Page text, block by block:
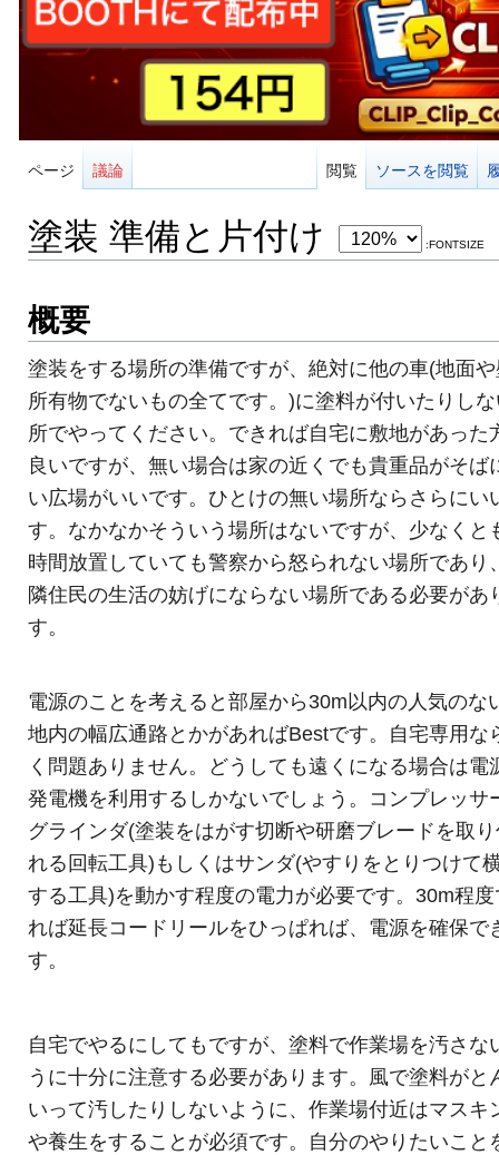
ページ 議論 閲覧 ソースを閲覧
塗装 準備と片付け :FONTSIZE
概要
塗装をする場所の準備ですが、絶対に他の車(地面
所有物でないもの全てです。)に塗料が付いたりし
所でやってください。できれば自宅に敷地があった
良いですが、無い場合は家の近くでも貴重品がそば
い広場がいいです。ひとけの無い場所ならさらにい
す。なかなかそういう場所はないですが、少なくと
時間放置していても警察から怒られない場所であり
隣住民の生活の妨げにならない場所である必要があ
す。
電源のことを考えると部屋から30m以内の人気のな
地内の幅広通路とかがあればBestです。自宅専用な
く問題ありません。どうしても遠くになる場合は電
発電機を利用するしかないでしょう。コンプレッサ
グラインダ(塗装をはがす切断や研磨ブレードを取
れる回転工具)もしくはサンダ(やすりをとりつけて
する工具)を動かす程度の電力が必要です。30m程
れば延長コードリールをひっぱれば、電源を確保で
す。
自宅でやるにしてもですが、塗料で作業場を汚さな
うに十分に注意する必要があります。風で塗料がと
いって汚したりしないように、作業場付近はマスキ
や養生をすることが必須です。自分のやりたいこと